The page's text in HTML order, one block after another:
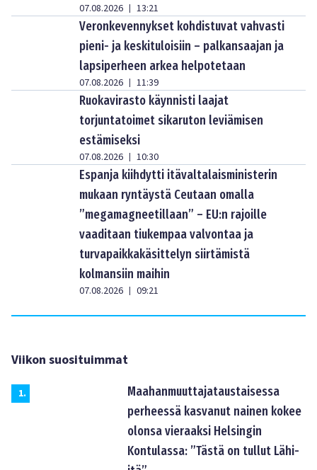
07.08.2026 | 13:21
Veronkevennykset kohdistuvat vahvasti
pieni- ja keskituloisiin – palkansaajan ja
lapsiperheen arkea helpotetaan
07.08.2026 | 11:39
Ruokavirasto käynnisti laajat
torjuntatoimet sikaruton leviämisen
estämiseksi
07.08.2026 | 10:30
Espanja kiihdytti itävaltalaisministerin
mukaan ryntäystä Ceutaan omalla
”megamagneetillaan” – EU:n rajoille
vaaditaan tiukempaa valvontaa ja
turvapaikkakäsittelyn siirtämistä
kolmansiin maihin
07.08.2026 | 09:21
Viikon suosituimmat
1.
Maahanmuuttajataustaisessa
perheessä kasvanut nainen kokee
olonsa vieraaksi Helsingin
Kontulassa: ”Tästä on tullut Lähi-